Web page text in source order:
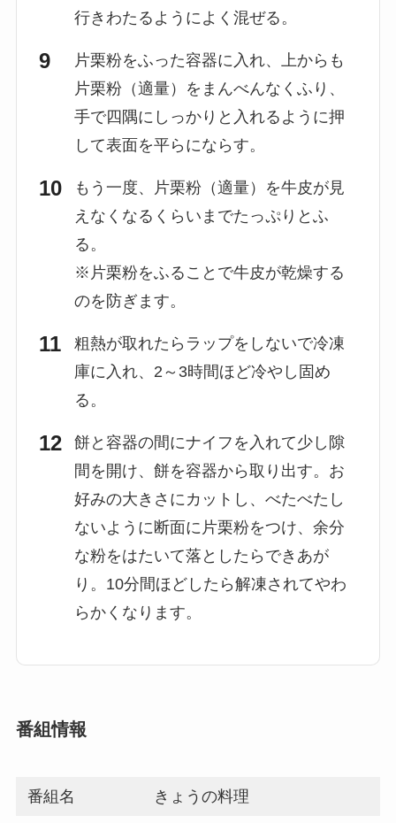
行きわたるようによく混ぜる。
片栗粉をふった容器に入れ、上からも
片栗粉（適量）をまんべんなくふり、
手で四隅にしっかりと入れるように押
して表面を平らにならす。
もう一度、片栗粉（適量）を牛皮が見
えなくなるくらいまでたっぷりとふ
る。
※片栗粉をふることで牛皮が乾燥する
のを防ぎます。
粗熱が取れたらラップをしないで冷凍
庫に入れ、2～3時間ほど冷やし固め
る。
餅と容器の間にナイフを入れて少し隙
間を開け、餅を容器から取り出す。お
好みの大きさにカットし、べたべたし
ないように断面に片栗粉をつけ、余分
な粉をはたいて落としたらできあが
り。10分間ほどしたら解凍されてやわ
らかくなります。
番組情報
番組名 きょうの料理